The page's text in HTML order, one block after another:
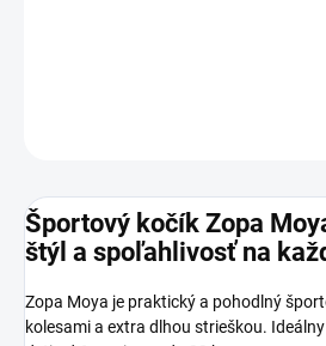
Športový kočík Zopa
štýl a spoľahlivosť na
Zopa Moya je praktický a pohodlný
kolesami a extra dlhou strieškou.